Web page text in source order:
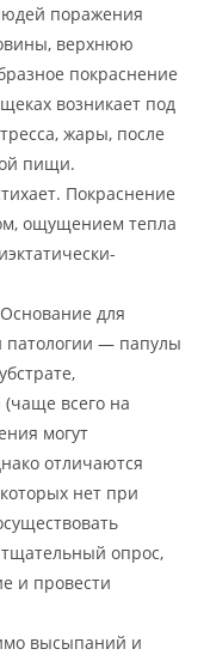
поражения
верхнюю
покраснение
возникает под
жары, после
пищи.
Покраснение
ощущением тепла
для
патологии — папулы
всего на
могут
отличаются
которых нет при
опрос,
и провести
высыпаний и